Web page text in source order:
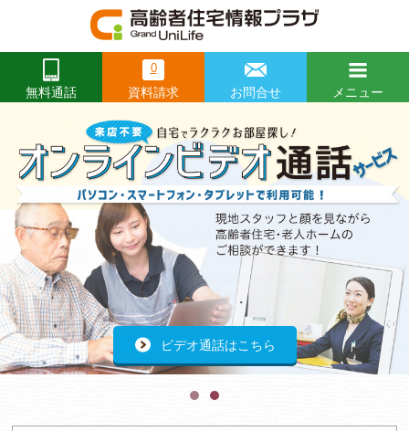
無料通話
0
資料請求 お問合せ
メニュー
開催レポートはこちらから
ビデオ通話はこちら
Prev
前
へ
次
へ
前
へ
次
へ
前
へ
次
へ